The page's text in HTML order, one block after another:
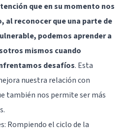
que en su momento nos
al reconocer que una parte de
podemos aprender a
mismos cuando
desafíos. Esta
nuestra relación con
también nos permite ser más
Rompiendo el ciclo de la